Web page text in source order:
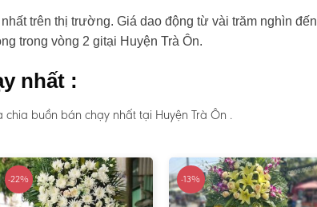
trên thị trường. Giá dao động từ vài trăm nghìn đến
trong vòng 2 gitại Huyện Trà Ôn.
nhất :
buồn bán chạy nhất tại Huyện Trà Ôn .
-22% -13%